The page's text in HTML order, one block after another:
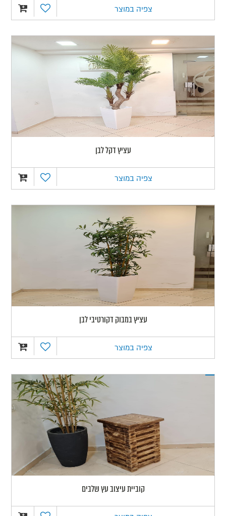
צפיה במוצר
עציץ דקל לבן
צפיה במוצר
עציץ במבוק דקורטיבי לבן
צפיה במוצר
קוביית עיצוב עץ שלבים